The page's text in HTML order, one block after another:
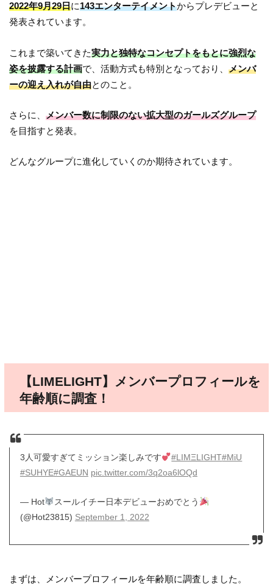
2022年9月29日に143エンターテイメントからプレデビューと
発表されています。
これまで築いてきた実力と独特なコンセプトをもとに強烈な
姿を披露する計画で、活動方式も特別となっており、メンバ
ーの迎え入れが自由とのこと。
さらに、メンバー数に制限のない拡大型のガールズグループ
を目指すと発表。
どんなグループに進化していくのか期待されています。
【LIMELIGHT】メンバープロフィールを
年齢順に調査！
3人可愛すぎてミッション楽しみです #LIMΞLIGHT#MiU
#SUHYE#GAEUN pic.twitter.com/3q2oa6lOQd
— Hot
スールイチー日本デビューおめでとう
(@Hot23815) September 1, 2022
まずは、メンバープロフィールを年齢順に調査しました。